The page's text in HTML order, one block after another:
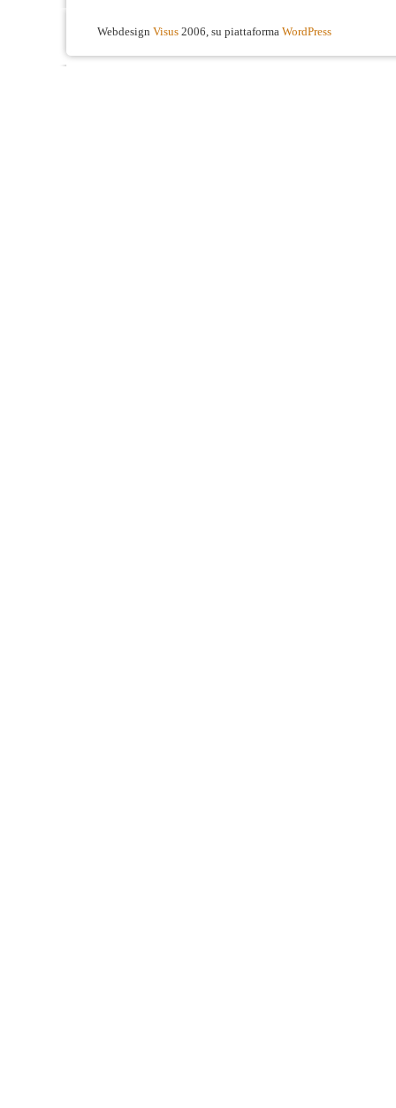
Webdesign Visus 2006, su piattaforma WordPress